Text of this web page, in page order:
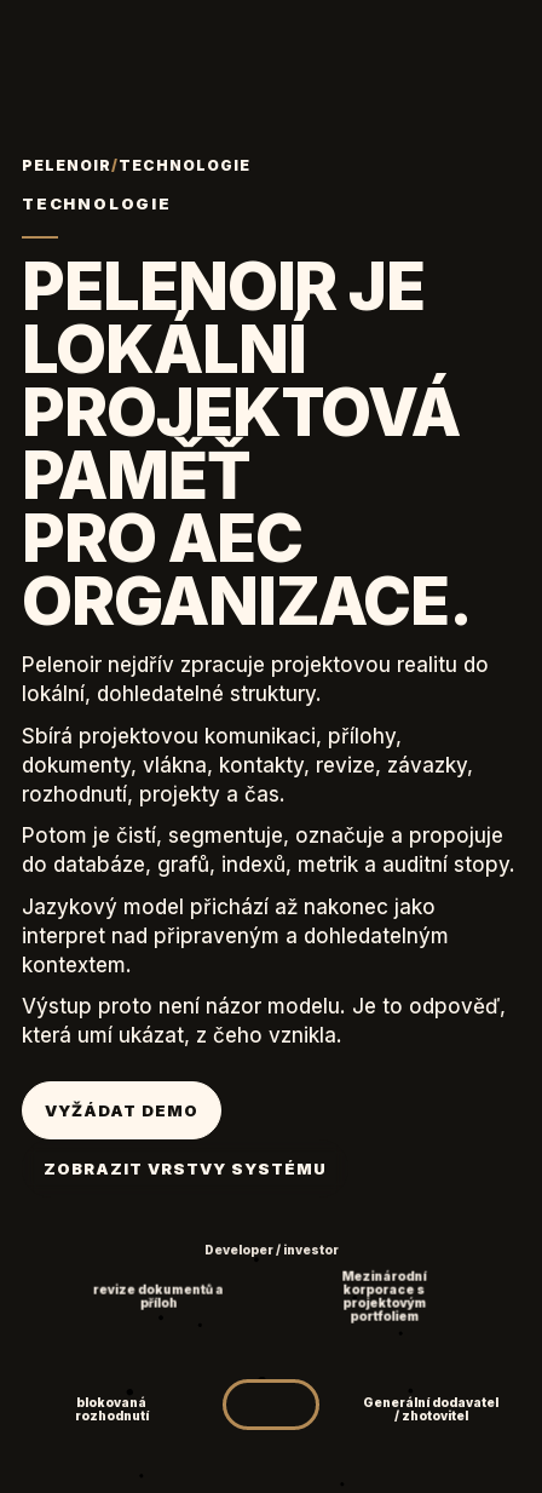
PELENOIR/TECHNOLOGIE
TECHNOLOGIE
PELENOIR JE
LOKÁLNÍ
PROJEKTOVÁ
PAMĚŤ
PRO AEC
ORGANIZACE.
Pelenoir nejdřív zpracuje projektovou realitu do
lokální, dohledatelné struktury.
Sbírá projektovou komunikaci, přílohy,
dokumenty, vlákna, kontakty, revize, závazky,
rozhodnutí, projekty a čas.
Potom je čistí, segmentuje, označuje a propojuje
do databáze, grafů, indexů, metrik a auditní stopy.
Jazykový model přichází až nakonec jako
interpret nad připraveným a dohledatelným
kontextem.
Výstup proto není názor modelu. Je to odpověď,
která umí ukázat, z čeho vznikla.
VYŽÁDAT DEMO
ZOBRAZIT VRSTVY SYSTÉMU
Developer / investor
Mezinárodní
korporace s
projektovým
portfoliem
Generální dodavatel
/ zhotovitel
blokovaná
rozhodnutí
revize dokumentů a
příloh